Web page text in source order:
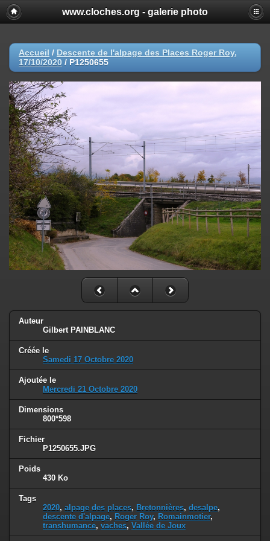
www.cloches.org - galerie photo
Accueil / Descente de l'alpage des Places Roger Roy,
17/10/2020 / P1250655
Auteur
Gilbert PAINBLANC
Créée le
Samedi 17 Octobre 2020
Ajoutée le
Mercredi 21 Octobre 2020
Dimensions
800*598
Fichier
P1250655.JPG
Poids
430 Ko
Tags
2020, alpage des places, Bretonnières, desalpe,
descente d'alpage, Roger Roy, Romainmotier,
transhumance, vaches, Vallée de Joux